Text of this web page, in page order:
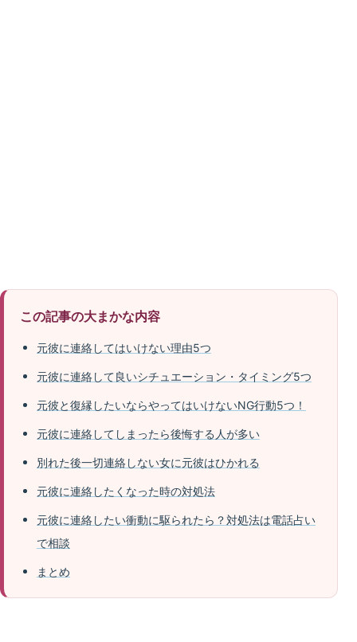
この記事の大まかな内容
元彼に連絡してはいけない理由5つ
元彼に連絡して良いシチュエーション・タイミング5つ
元彼と復縁したいならやってはいけないNG行動5つ！
元彼に連絡してしまったら後悔する人が多い
別れた後一切連絡しない女に元彼はひかれる
元彼に連絡したくなった時の対処法
元彼に連絡したい衝動に駆られたら？対処法は電話占い
で相談
まとめ